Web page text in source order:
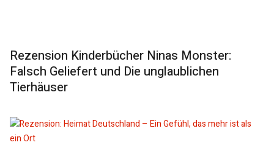
Rezension Kinderbücher Ninas Monster:
Falsch Geliefert und Die unglaublichen
Tierhäuser